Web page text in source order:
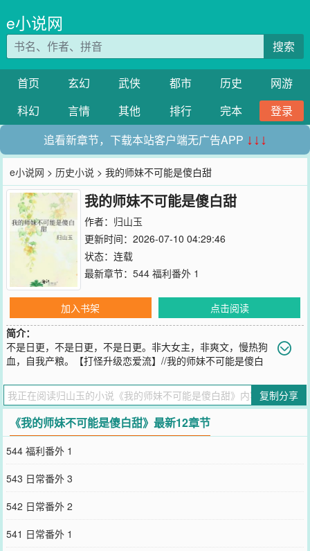
e小说网
搜索
首页 玄幻 武侠 都市 历史
网游
科幻
言情 其他 排行 完本
登录
追看新章节，下载本站客户端无广告APP ↓↓↓
e小说网 > 历史小说 > 我的师妹不可能是傻白甜
我的师妹不可能是傻白甜
作者： 归山玉
更新时间：2026-07-10 04:29:46
状态：连载
最新章节： 544 福利番外 1
加入书架
点击阅读
简介：
不是日更，不是日更，不是日更。非大女主，非爽文，慢热狗
血，自我产粮。【打怪升级恋爱流】//我的师妹不可能是傻白
良玉：小师妹整日与一帮极品恶人同行，虽然笑起来明媚可爱说话又
软，但应该有点东西，不可能是恶人圈里的傻白甜。-六百年前玄古大
陆星辰碎裂昭告天下：有五位灭世之人将为大陆带来异火，将所有生
灵焚烧殆尽，请务必找出这五位灭世者，拯救玄古大陆无数生灵。开
局穿成灭世五人之一的虞岁，看着自己还是婴儿时期的小拳头落泪：
喂喂，让我1V全世界这种剧情是不是有哪里不对劲啊？=A=①非大女
主！！！非爽文！！！慢热狗血！！！自我产粮！！！②打怪升级恋
爱流/篇幅长所以说含男主量高（男主是师兄梅良玉）/有回忆杀③我流
玄幻/描写会白话，介意的宝不要勉强自己④白切黑女主【应该是】
您要是觉得《 我的师妹不可能是傻白甜
QQ群和微博微信里的朋友推荐哦！
复制分享
《我的师妹不可能是傻白甜》最新12章节
544 福利番外 1
543 日常番外 3
542 日常番外 2
541 日常番外 1